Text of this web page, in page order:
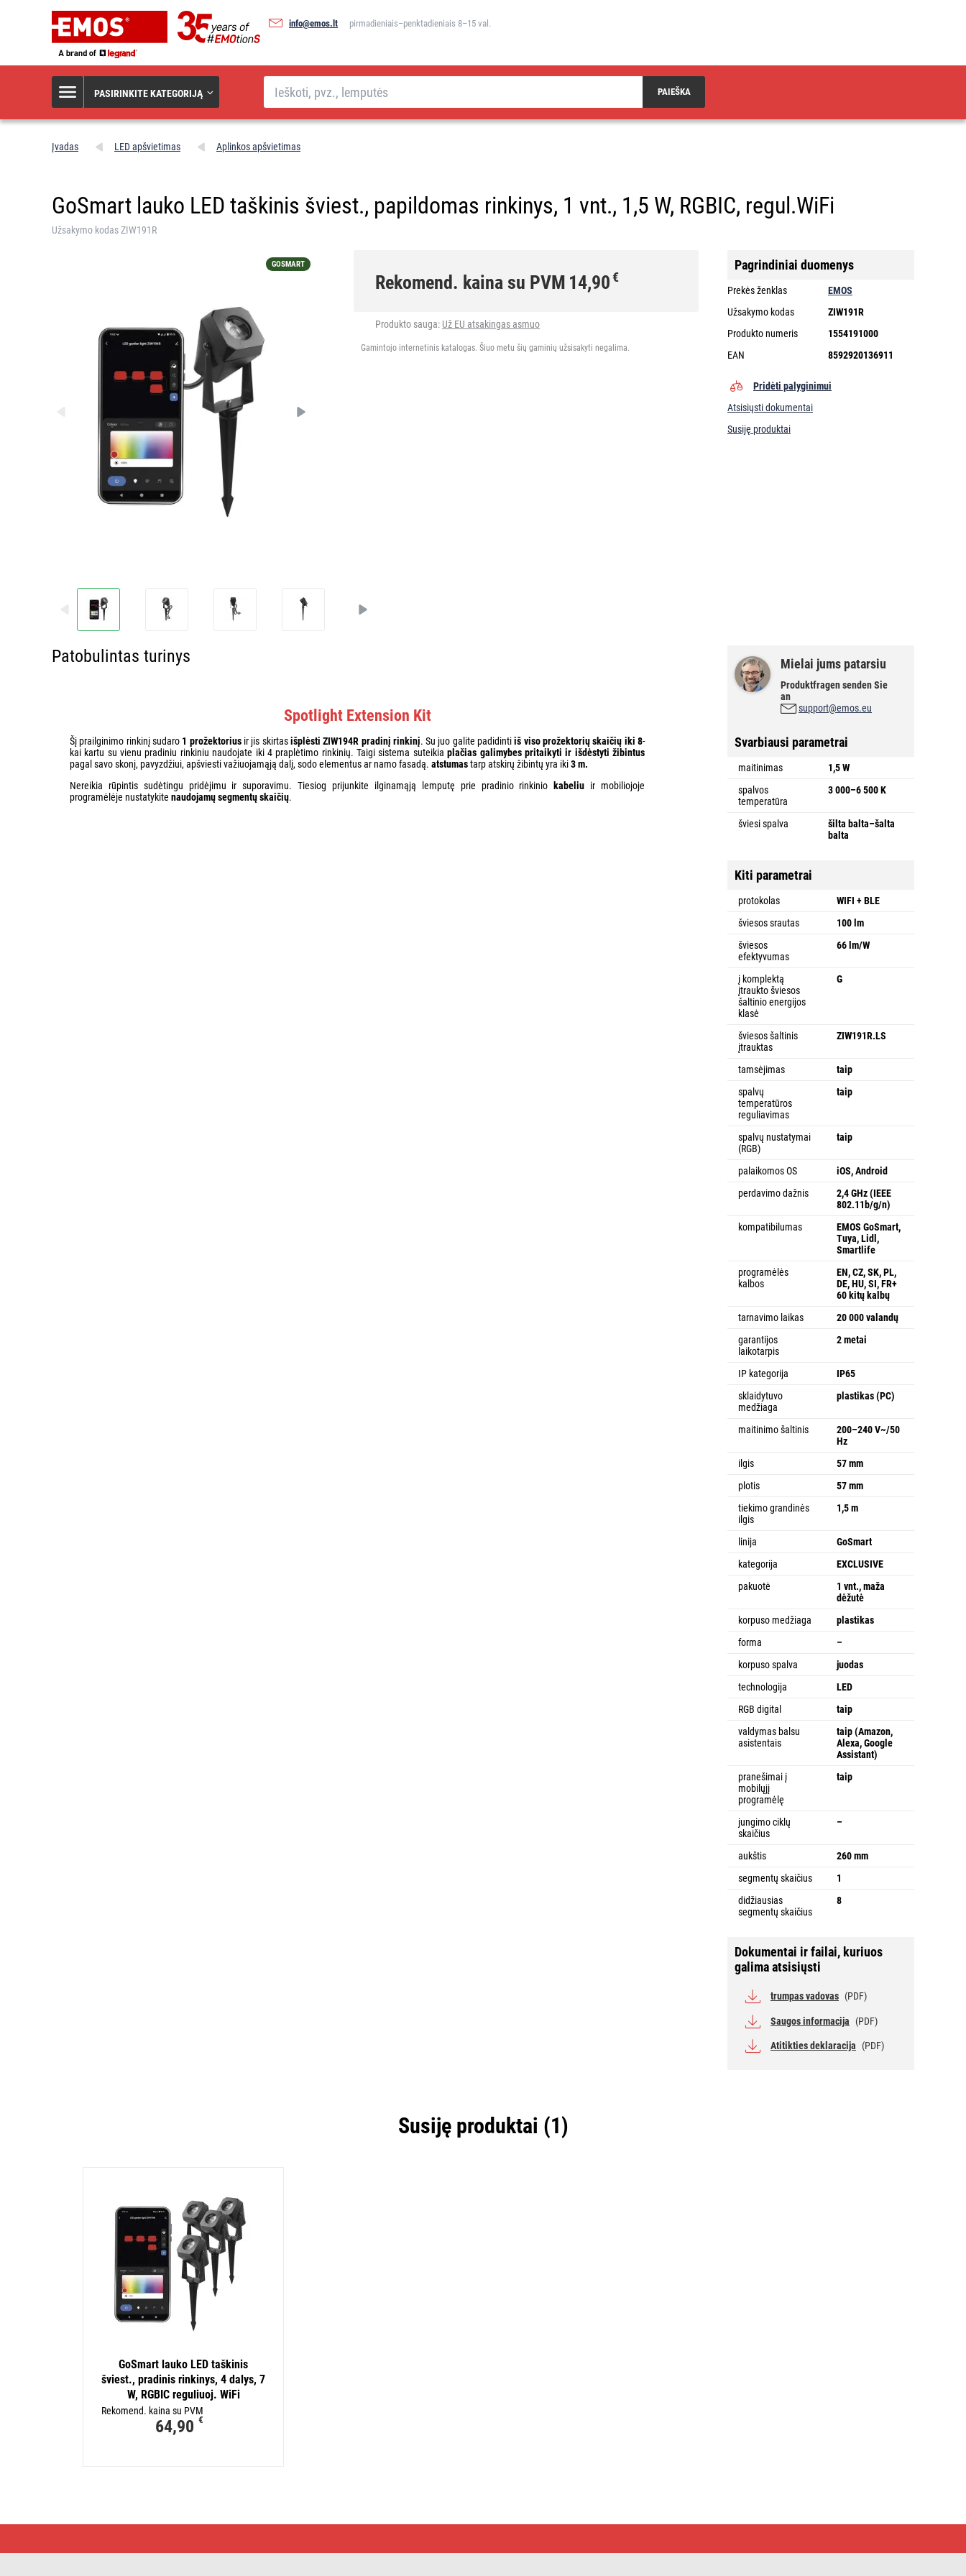
info@emos.lt pirmadieniais–penktadieniais 8–15 val.
PASIRINKITE KATEGORIJĄ
Paieška
PAIEŠKA
Įvadas LED apšvietimas Aplinkos apšvietimas
GoSmart lauko LED taškinis šviest., papildomas rinkinys, 1 vnt., 1,5 W, RGBIC, regul.WiFi
Užsakymo kodas ZIW191R
GOSMART
Rekomend. kaina su PVM 14,90€
Produkto sauga: Už EU atsakingas asmuo
Gamintojo internetinis katalogas. Šiuo metu šių gaminių užsisakyti negalima.
Pagrindiniai duomenys
Prekės ženklas
EMOS
Užsakymo kodas
ZIW191R
Produkto numeris
1554191000
EAN
8592920136911
Pridėti palyginimui
Atsisiųsti dokumentai
Susiję produktai
Patobulintas turinys
Spotlight Extension Kit
Šį prailginimo rinkinį sudaro 1 prožektoriusir jis skirtasišplėsti ZIW194R pradinį rinkinį. Su juo galite padidintiiš viso prožektorių skaičių iki 8-
kai kartu su vienu pradiniu rinkiniu naudojate iki 4 praplėtimo rinkinių. Taigi sistema suteikiaplačias galimybes pritaikyti ir išdėstyti žibintus
pagal savo skonį, pavyzdžiui, apšviesti važiuojamąją dalį, sodo elementus ar namo fasadą. atstumastarp atskirų žibintų yra iki3 m.
Nereikia rūpintis sudėtingu pridėjimu ir suporavimu. Tiesiog prijunkite ilginamąją lemputę prie pradinio rinkiniokabeliu ir mobiliojoje
programėlėje nustatykite naudojamų segmentų skaičių.
Mielai jums patarsiu
Produktfragen senden Sie
an
support@emos.eu
Svarbiausi parametrai
maitinimas
1,5 W
spalvos
temperatūra
3 000–6 500 K
šviesi spalva
šilta balta–šalta
balta
Kiti parametrai
protokolas
WIFI + BLE
šviesos srautas
100 lm
šviesos
efektyvumas
66 lm/W
į komplektą
įtraukto šviesos
šaltinio energijos
klasė
G
šviesos šaltinis
įtrauktas
ZIW191R.LS
tamsėjimas
taip
spalvų
temperatūros
reguliavimas
taip
spalvų nustatymai
(RGB)
taip
palaikomos OS
iOS, Android
perdavimo dažnis
2,4 GHz (IEEE
802.11b/g/n)
kompatibilumas
EMOS GoSmart,
Tuya, Lidl,
Smartlife
programėlės
kalbos
EN, CZ, SK, PL,
DE, HU, SI, FR+
60 kitų kalbų
tarnavimo laikas
20 000 valandų
garantijos
laikotarpis
2 metai
IP kategorija
IP65
sklaidytuvo
medžiaga
plastikas (PC)
maitinimo šaltinis
200–240 V~/50
Hz
ilgis
57 mm
plotis
57 mm
tiekimo grandinės
ilgis
1,5 m
linija
GoSmart
kategorija
EXCLUSIVE
pakuotė
1 vnt., maža
dėžutė
korpuso medžiaga
plastikas
forma
–
korpuso spalva
juodas
technologija
LED
RGB digital
taip
valdymas balsu
asistentais
taip (Amazon,
Alexa, Google
Assistant)
pranešimai į
mobilųjį
programėlę
taip
jungimo ciklų
skaičius
–
aukštis
260 mm
segmentų skaičius
1
didžiausias
segmentų skaičius
8
Dokumentai ir failai, kuriuos
galima atsisiųsti
trumpas vadovas (PDF)
Saugos informacija (PDF)
Atitikties deklaracija (PDF)
Susiję produktai (1)
GoSmart lauko LED taškinis
šviest., pradinis rinkinys, 4 dalys, 7
W, RGBIC reguliuoj. WiFi
Rekomend. kaina su PVM
64,90 €
LED